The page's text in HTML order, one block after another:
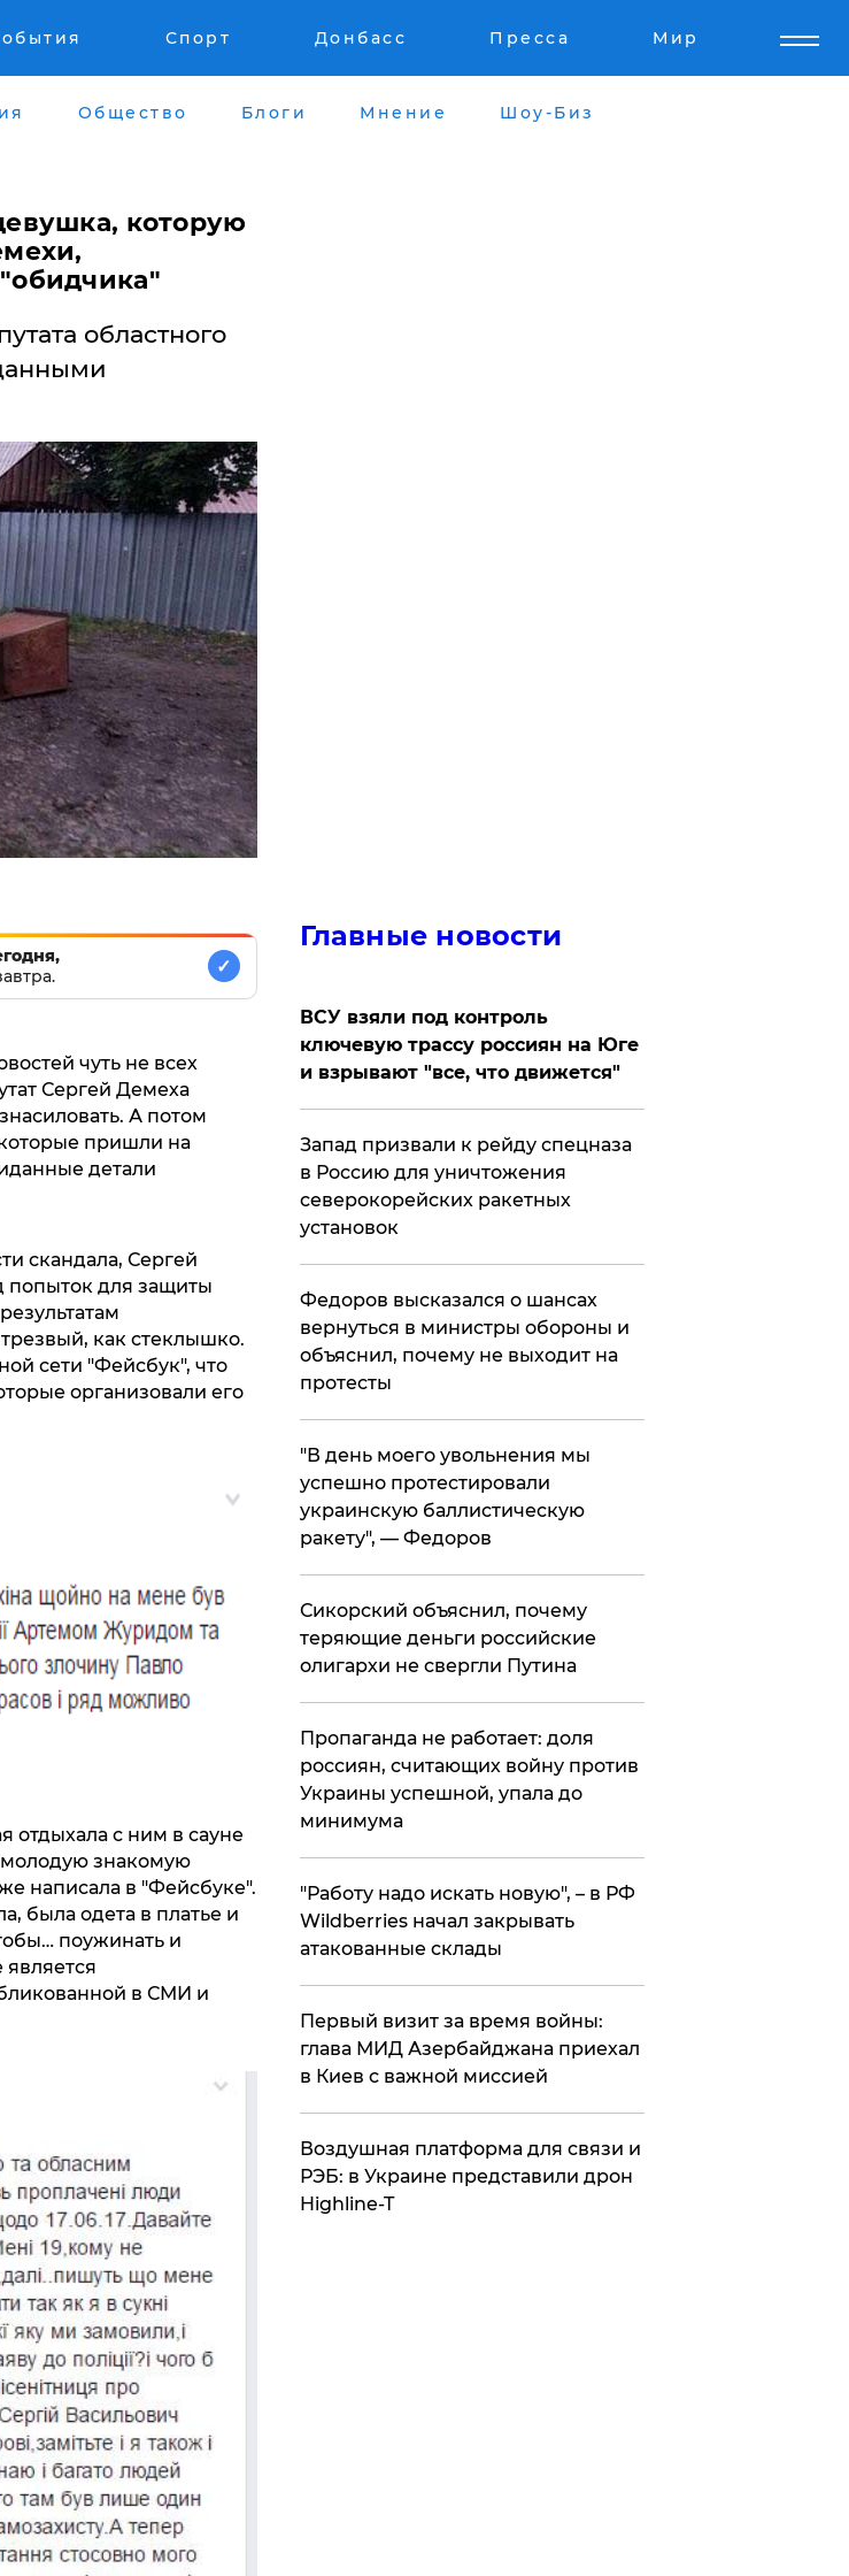
Спорт Донбасс Пресса Мир
Общество Блоги Мнение Шоу-Биз
которую
областного
✓
чуть не всех
Сергей Демеха
А потом
пришли на
детали
скандала, Сергей
попыток для защиты
как стеклышко.
сети "Фейсбук", что
организовали его
отдыхала с ним в сауне
молодую знакомую
написала в "Фейсбуке".
была одета в платье и
поужинать и
является
в СМИ и
Главные новости
ВСУ взяли под контроль
ключевую трассу россиян на Юге
и взрывают "все, что движется"
Запад призвали к рейду спецназа
в Россию для уничтожения
северокорейских ракетных
установок
Федоров высказался о шансах
вернуться в министры обороны и
объяснил, почему не выходит на
протесты
​"В день моего увольнения мы
успешно протестировали
украинскую баллистическую
ракету", — Федоров
Сикорский объяснил, почему
теряющие деньги российские
олигархи не свергли Путина
​Пропаганда не работает: доля
россиян, считающих войну против
Украины успешной, упала до
минимума
"Работу надо искать новую", – в РФ
Wildberries начал закрывать
атакованные склады
Первый визит за время войны:
глава МИД Азербайджана приехал
в Киев с важной миссией
Воздушная платформа для связи и
РЭБ: в Украине представили дрон
Highline-T